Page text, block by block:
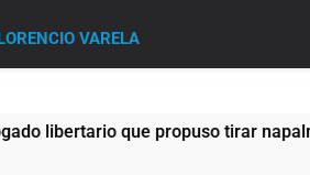
VARELA
que propuso tirar napalm sobre el